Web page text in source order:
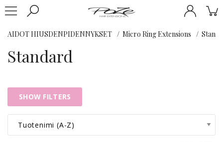
AIDOT HIUSDENPIDENNYKSET Micro Ring Extensions
Standard
SHOW FILTERS